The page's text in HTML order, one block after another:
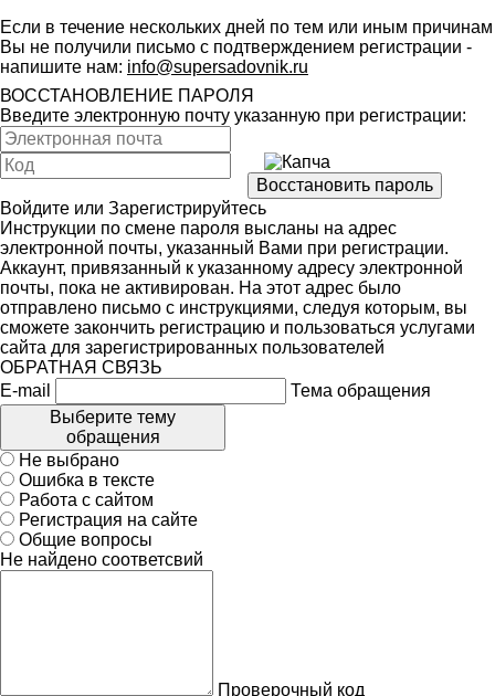
Если в течение нескольких дней по тем или иным причинам
Вы не получили письмо с подтверждением регистрации -
напишите нам: info@supersadovnik.ru
ВОССТАНОВЛЕНИЕ ПАРОЛЯ
Введите электронную почту указанную при регистрации:
Войдите или Зарегистрируйтесь
Инструкции по смене пароля высланы на адрес
электронной почты, указанный Вами при регистрации.
Аккаунт, привязанный к указанному адресу электронной
почты, пока не активирован. На этот адрес было
отправлено письмо с инструкциями, следуя которым, вы
сможете закончить регистрацию и пользоваться услугами
сайта для зарегистрированных пользователей
ОБРАТНАЯ СВЯЗЬ
E-mail
Тема обращения
Выберите тему
обращения
Не выбрано
Ошибка в тексте
Работа с сайтом
Регистрация на сайте
Общие вопросы
Не найдено соответсвий
Проверочный код